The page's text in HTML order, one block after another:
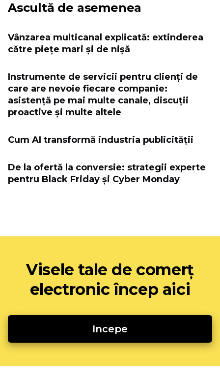
Ascultă de asemenea
Vânzarea multicanal explicată: extinderea
către piețe mari și de nișă
Instrumente de servicii pentru clienți de
care are nevoie fiecare companie:
asistență pe mai multe canale, discuții
proactive și multe altele
Cum AI transformă industria publicității
De la ofertă la conversie: strategii experte
pentru Black Friday și Cyber ​​Monday
Visele tale de comerț
electronic încep aici
Incepe